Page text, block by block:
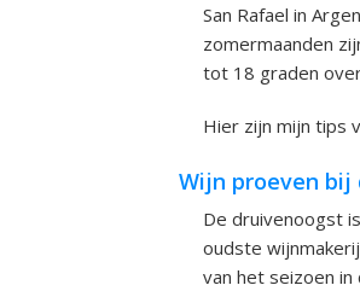
San Rafael in
zomermaanden
tot 18 graden
Hier zijn mijn tips
Wijn proeven bij
De druivenoogst
oudste
van het seizoen